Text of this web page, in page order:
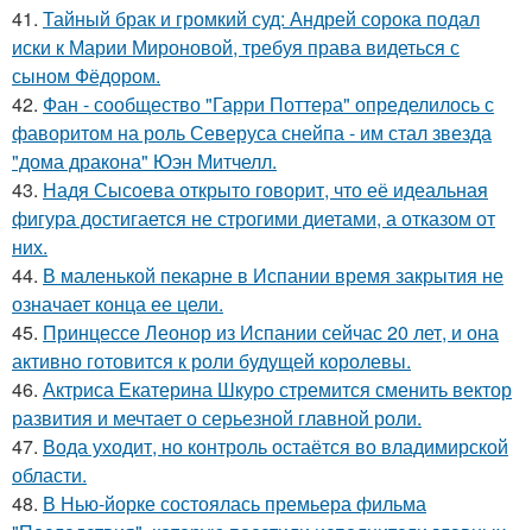
41. Тайный брак и громкий суд: Андрей сорока подал
иски к Марии Мироновой, требуя права видеться с
сыном Фёдором.
42. Фан - сообщество "Гарри Поттера" определилось с
фаворитом на роль Северуса снейпа - им стал звезда
"дома дракона" Юэн Митчелл.
43. Надя Сысоева открыто говорит, что её идеальная
фигура достигается не строгими диетами, а отказом от
них.
44. В маленькой пекарне в Испании время закрытия не
означает конца ее цели.
45. Принцессе Леонор из Испании сейчас 20 лет, и она
активно готовится к роли будущей королевы.
46. Актриса Екатерина Шкуро стремится сменить вектор
развития и мечтает о серьезной главной роли.
47. Вода уходит, но контроль остаётся во владимирской
области.
48. В Нью-йорке состоялась премьера фильма